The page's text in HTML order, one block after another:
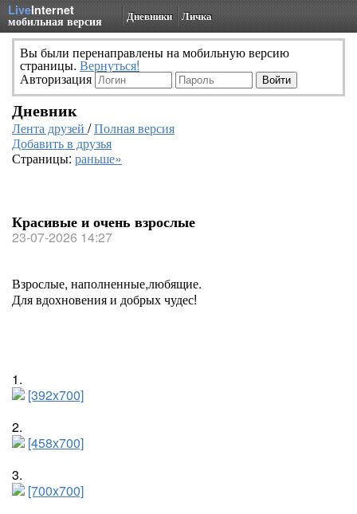
LiveInternet
мобильная версия Дневники Личка
Вы были перенаправлены на мобильную версию
страницы. Вернуться!
Авторизация
Дневник
Лента друзей /Полная версия
Добавить в друзья
Страницы: раньше»
Красивые и очень взрослые
23-07-2026 14:27
Взрослые, наполненные,любящие.
Для вдохновения и добрых чудес!
1.
[392x700]
2.
[458x700]
3.
[700x700]